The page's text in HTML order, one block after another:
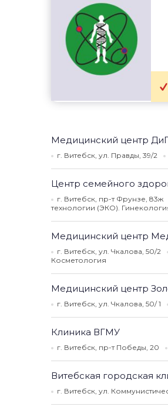
Медицинский центр
г. Витебск, ул. Правды, 39/2
Центр семейного
г. Витебск, пр-т Фрунзе, 83ж
технологии (ЭКО).
Медицинский центр
г. Витебск, ул. Чкалова, 50/2
Косметология
Медицинский центр
г. Витебск, ул. Чкалова, 50/ 1
Клиника ВГМУ
г. Витебск, пр-т Победы, 20
Витебская городская
г. Витебск, ул.